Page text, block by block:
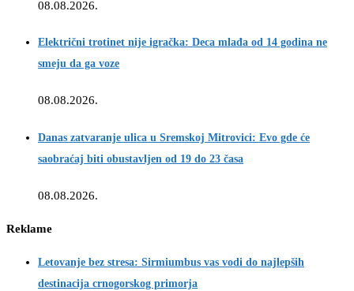
08.08.2026.
Električni trotinet nije igračka: Deca mlađa od 14 godina ne
smeju da ga voze
08.08.2026.
Danas zatvaranje ulica u Sremskoj Mitrovici: Evo gde će
saobraćaj biti obustavljen od 19 do 23 časa
08.08.2026.
Reklame
Letovanje bez stresa: Sirmiumbus vas vodi do najlepših
destinacija crnogorskog primorja